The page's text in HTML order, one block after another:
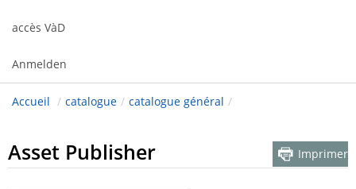
accès VàD
Anmelden
Accueil / catalogue / catalogue général /
Asset Publisher Imprimer